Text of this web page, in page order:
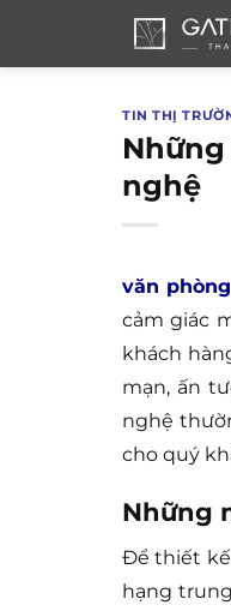
TIN THỊ
nghệ
văn
cảm giác
khách
mạn, ấn
nghệ
cho quý
Những
Để thiết
hạng